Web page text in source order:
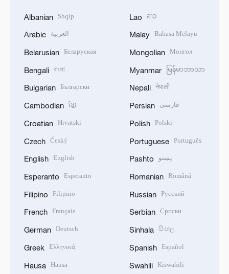
Albanian Shqip
Arabic العربية
Belarusian Беларуская
Bengali বাংলা
Bulgarian Български
Cambodian ខ្មែរ
Croatian Hrvatski
Czech Český
English English
Esperanto Esperanto
Filipino Filipino
French Français
German Deutsch
Greek Ελληνικά
Hausa Hausa
Lao ລາວ
Malay Bahasa Melayu
Mongolian Монгол
Myanmar မြန်မာဘာသာ
Nepali नेपाली
Persian فارسی
Polish Polski
Portuguese Português
Pashto پښتو
Romanian Română
Russian Русский
Serbian Српски
Sinhala සිංහල
Spanish Español
Swahili Kiswahili